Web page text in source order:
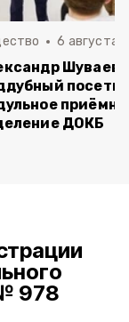
6 августа ,
Шуваев
ДОКБ
978